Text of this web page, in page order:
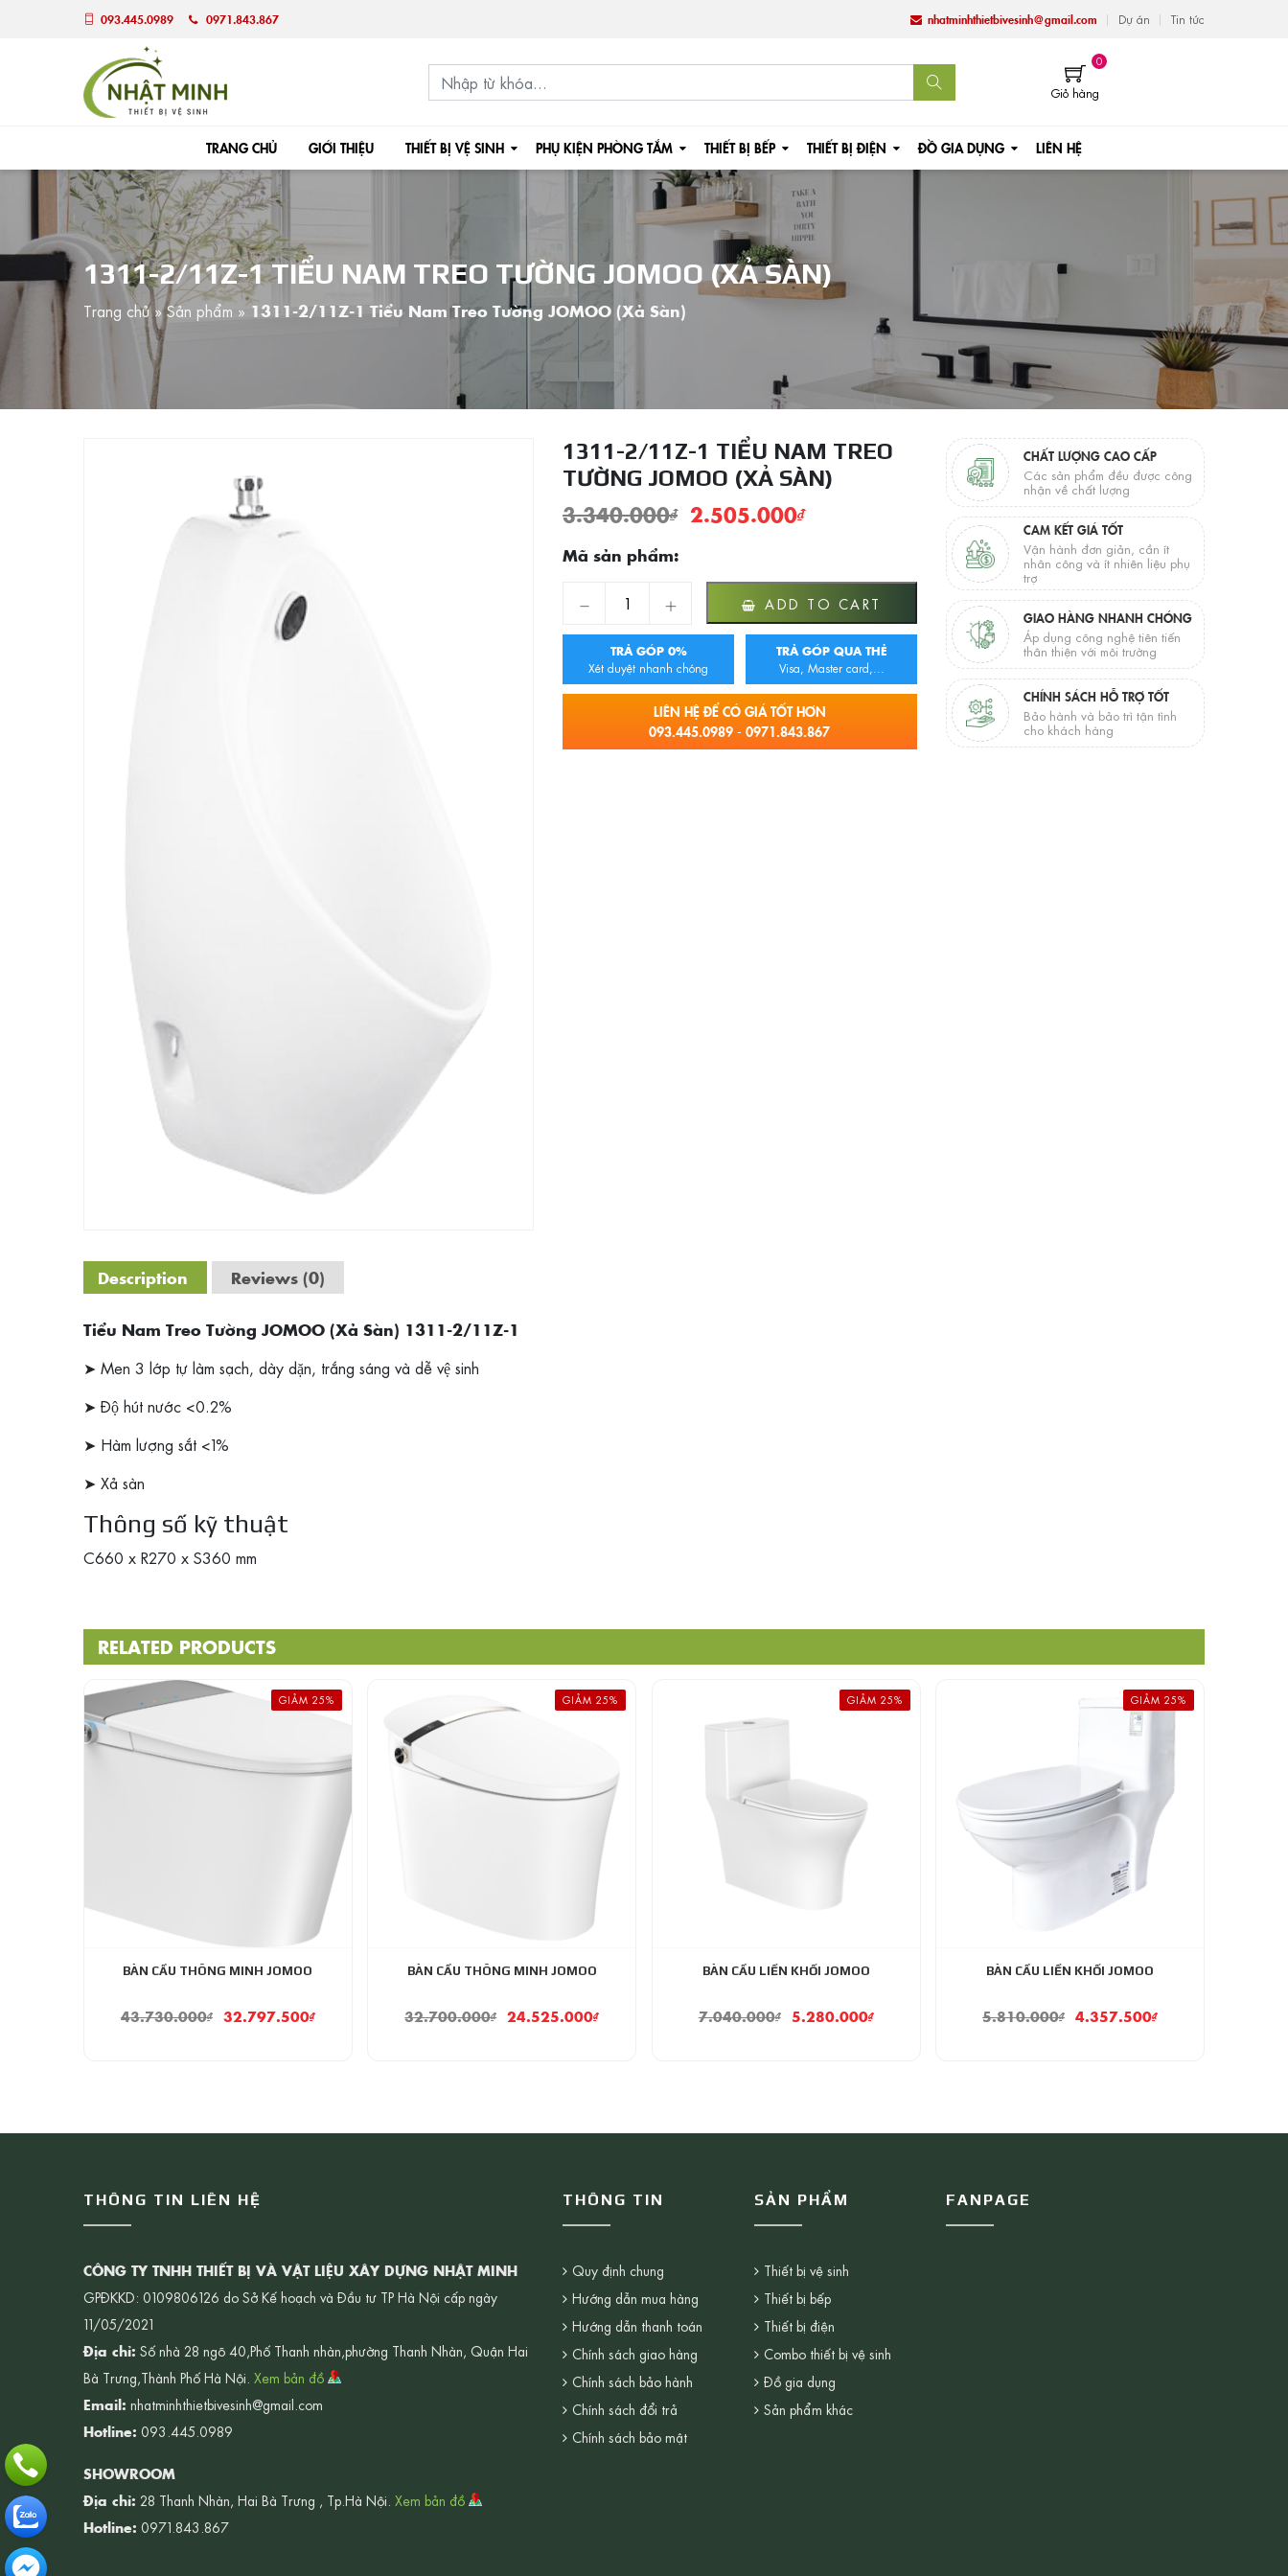
093.445.0989 0971.843.867 nhatminhthietbivesinh@gmail.com Dự án Tin tức
0
Giỏ hàng
TRANG CHỦ GIỚI THIỆU THIẾT BỊ VỆ SINH PHỤ KIỆN PHÒNG TẮM THIẾT BỊ BẾP THIẾT BỊ ĐIỆN ĐỒ GIA DỤNG LIÊN HỆ
1311-2/11Z-1 TIỂU NAM TREO TƯỜNG JOMOO (XẢ SÀN)
Trang chủ»Sản phẩm »1311-2/11Z-1 Tiểu Nam Treo Tường JOMOO (Xả Sàn)
1311-2/11Z-1 TIỂU NAM TREO
TƯỜNG JOMOO (XẢ SÀN)
3.340.000₫ 2.505.000₫
Mã sản phẩm:
1311-2/11Z-1 Tiểu Nam Treo Tường JOMOO (Xả Sàn) quantity
ADD TO CART
TRẢ GÓP 0%
Xét duyệt nhanh chóng
TRẢ GÓP QUA THẺ
Visa, Master card,...
LIÊN HỆ ĐỂ CÓ GIÁ TỐT HƠN
093.445.0989 - 0971.843.867
CHẤT LƯỢNG CAO CẤP
Các sản phẩm đều được công
nhận về chất lượng
CAM KẾT GIÁ TỐT
Vận hành đơn giản, cần ít
nhân công và ít nhiên liệu phụ
trợ
GIAO HÀNG NHANH CHÓNG
Áp dụng công nghệ tiên tiến
thân thiện với môi trường
CHÍNH SÁCH HỖ TRỢ TỐT
Bảo hành và bảo trì tận tình
cho khách hàng
Description Reviews (0)
Tiểu Nam Treo Tường JOMOO (Xả Sàn) 1311-2/11Z-1
➤ Men 3 lớp tự làm sạch, dày dặn, trắng sáng và dễ vệ sinh
➤ Độ hút nước <0.2%
➤ Hàm lượng sắt <1%
➤ Xả sàn
Thông số kỹ thuật
C660 x R270 x S360 mm
RELATED PRODUCTS
GIẢM 25%
BÀN CẦU THÔNG MINH JOMOO
43.730.000₫ 32.797.500₫
GIẢM 25%
BÀN CẦU THÔNG MINH JOMOO
32.700.000₫ 24.525.000₫
GIẢM 25%
BÀN CẦU LIỀN KHỐI JOMOO
7.040.000₫ 5.280.000₫
GIẢM 25%
BÀN CẦU LIỀN KHỐI JOMOO
5.810.000₫ 4.357.500₫
THÔNG TIN LIÊN HỆ
CÔNG TY TNHH THIẾT BỊ VÀ VẬT LIỆU XÂY DỰNG NHẬT MINH
GPĐKKD: 0109806126 do Sở Kế hoạch và Đầu tư TP Hà Nội cấp ngày
11/05/2021
Địa chỉ: Số nhà 28 ngõ 40,Phố Thanh nhàn,phường Thanh Nhàn, Quận Hai
Bà Trưng,Thành Phố Hà Nội. Xem bản đồ
Email: nhatminhthietbivesinh@gmail.com
Hotline: 093.445.0989
SHOWROOM
Địa chỉ: 28 Thanh Nhàn, Hai Bà Trưng , Tp.Hà Nội. Xem bản đồ
Hotline: 0971.843.867
THÔNG TIN
Quy định chung
Hướng dẫn mua hàng
Hướng dẫn thanh toán
Chính sách giao hàng
Chính sách bảo hành
Chính sách đổi trả
Chính sách bảo mật
SẢN PHẨM
Thiết bị vệ sinh
Thiết bị bếp
Thiết bị điện
Combo thiết bị vệ sinh
Đồ gia dụng
Sản phẩm khác
FANPAGE